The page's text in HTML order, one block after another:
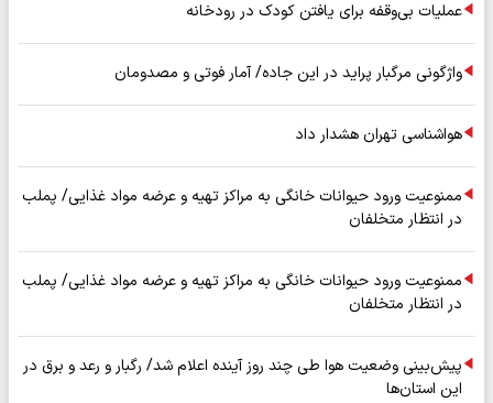
عملیات بی‌وقفه برای یافتن کودک در رودخانه
واژگونی مرگبار پراید در این جاده/ آمار فوتی و مصدومان
هواشناسی تهران هشدار داد
ممنوعیت ورود حیوانات خانگی به مراکز تهیه و عرضه مواد غذایی/ پملب
در انتظار متخلفان
ممنوعیت ورود حیوانات خانگی به مراکز تهیه و عرضه مواد غذایی/ پملب
در انتظار متخلفان
پیش‌بینی وضعیت هوا طی چند روز آینده اعلام شد/ رگبار و رعد و برق در
این استان‌ها